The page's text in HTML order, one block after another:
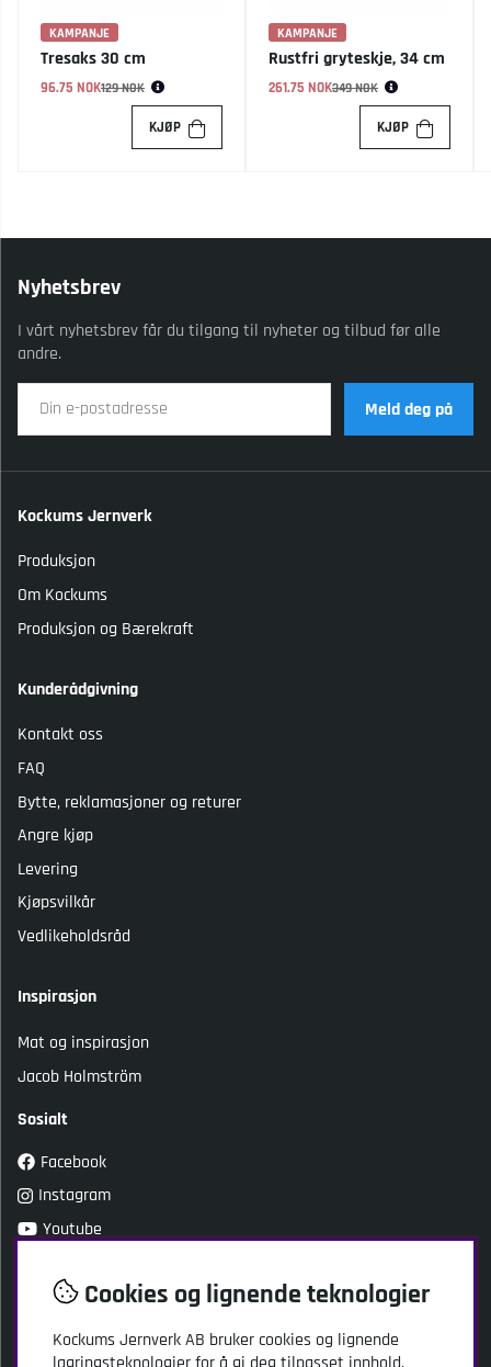
KAMPANJE
Tresaks 30 cm
96.75 NOK
Vanlig pris:129 NOK
KJØP
KAMPANJE
Rustfri gryteskje, 34 cm
261.75 NOK
Vanlig pris:349 NOK
KJØP
Nyhetsbrev
I vårt nyhetsbrev får du tilgang til nyheter og tilbud før alle
andre.
Meld deg på
Kockums Jernverk
Produksjon
Om Kockums
Produksjon og Bærekraft
Kunderådgivning
Kontakt oss
FAQ
Bytte, reklamasjoner og returer
Angre kjøp
Levering
Kjøpsvilkår
Vedlikeholdsråd
Inspirasjon
Mat og inspirasjon
Jacob Holmström
Sosialt
Facebook
Instagram
Youtube
Cookies og lignende teknologier
Kockums Jernverk AB bruker cookies og lignende